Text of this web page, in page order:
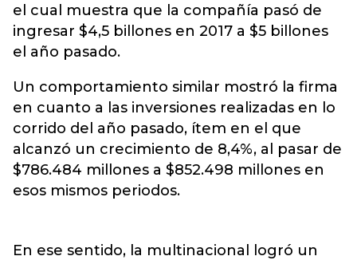
el cual muestra que la compañía pasó de
ingresar $4,5 billones en 2017 a $5 billones
el año pasado.
Un comportamiento similar mostró la firma
en cuanto a las inversiones realizadas en lo
corrido del año pasado, ítem en el que
alcanzó un crecimiento de 8,4%, al pasar de
$786.484 millones a $852.498 millones en
esos mismos periodos.
En ese sentido, la multinacional logró un